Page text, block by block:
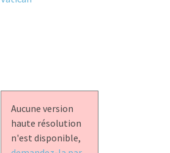
Aucune version
haute résolution
n'est disponible,